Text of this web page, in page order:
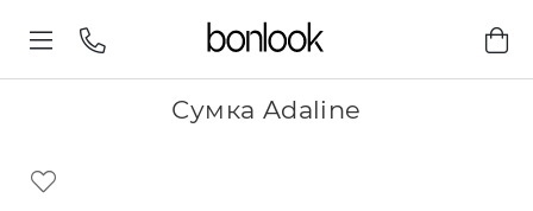
Сумка Adaline